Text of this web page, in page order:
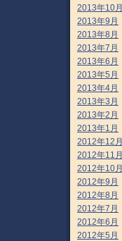
2013年10月
2013年9月
2013年8月
2013年7月
2013年6月
2013年5月
2013年4月
2013年3月
2013年2月
2013年1月
2012年12月
2012年11月
2012年10月
2012年9月
2012年8月
2012年7月
2012年6月
2012年5月